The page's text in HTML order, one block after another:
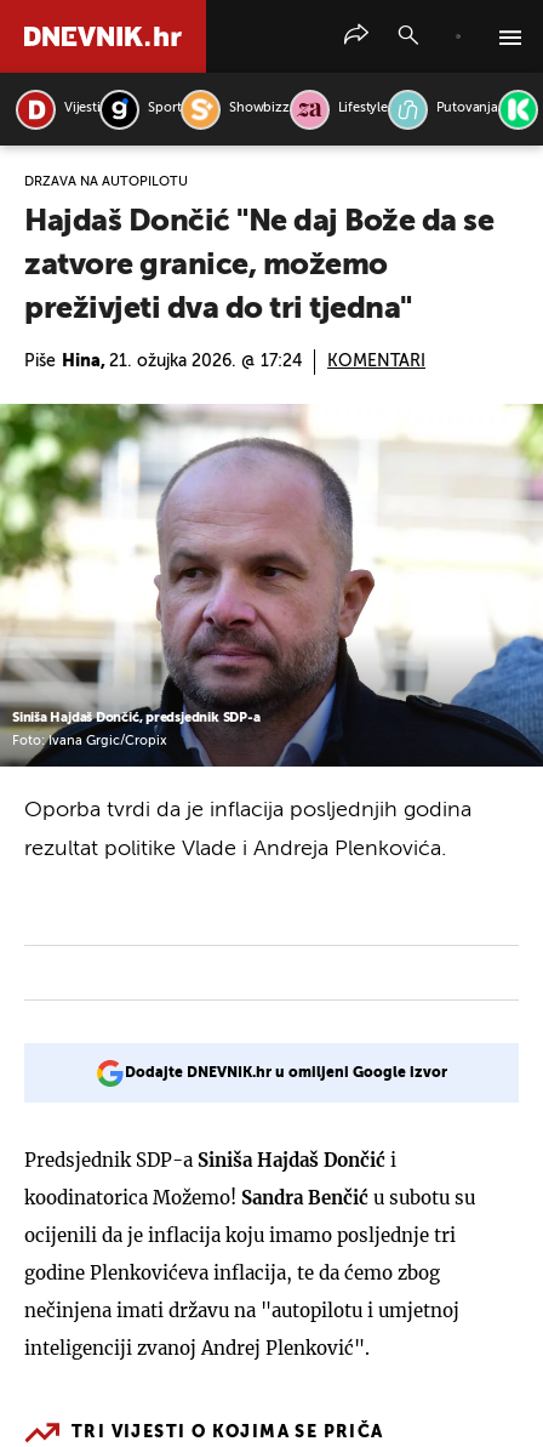
Vijesti Sport Showbizz Lifestyle Putovanja
DRŽAVA NA AUTOPILOTU
Hajdaš Dončić "Ne daj Bože da se
zatvore granice, možemo
preživjeti dva do tri tjedna"
Piše Hina, 21. ožujka 2026. @ 17:24 KOMENTARI
Siniša Hajdaš Dončić, predsjednik SDP-a
Foto: Ivana Grgic/Cropix
Oporba tvrdi da je inflacija posljednjih godina
rezultat politike Vlade i Andreja Plenkovića.
Dodajte DNEVNIK.hr u omiljeni Google izvor
Predsjednik SDP-a Siniša Hajdaš Dončić i
koodinatorica Možemo! Sandra Benčić u subotu su
ocijenili da je inflacija koju imamo posljednje tri
godine Plenkovićeva inflacija, te da ćemo zbog
nečinjena imati državu na "autopilotu i umjetnoj
inteligenciji zvanoj Andrej Plenković".
TRI VIJESTI O KOJIMA SE PRIČA
PRETRAŽITE VIJESTI